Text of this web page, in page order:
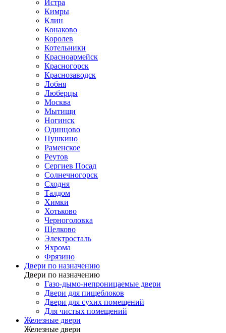
Истра
Кимры
Клин
Конаково
Королев
Котельники
Красноармейск
Красногорск
Краснозаводск
Лобня
Люберцы
Москва
Мытищи
Ногинск
Одинцово
Пушкино
Раменское
Реутов
Сергиев Посад
Солнечногорск
Сходня
Талдом
Химки
Хотьково
Черноголовка
Щелково
Электросталь
Яхрома
Фрязино
Двери по назначению
Двери по назначению
Газо-дымо-непроницаемые двери
Двери для пищеблоков
Двери для сухих помещений
Для чистых помещений
Железные двери
Железные двери